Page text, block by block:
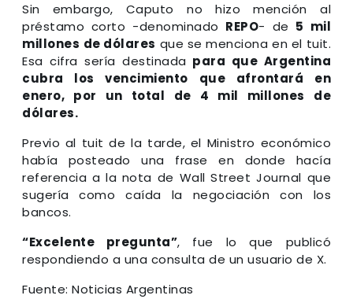
Sin embargo, Caputo no hizo mención al
préstamo corto -denominado REPO- de 5 mil
millones de dólares que se menciona en el tuit.
Esa cifra sería destinada para que Argentina
cubra los vencimiento que afrontará en
enero, por un total de 4 mil millones de
dólares.
Previo al tuit de la tarde, el Ministro económico
había posteado una frase en donde hacía
referencia a la nota de Wall Street Journal que
sugería como caída la negociación con los
bancos.
“Excelente pregunta”, fue lo que publicó
respondiendo a una consulta de un usuario de X.
Fuente: Noticias Argentinas